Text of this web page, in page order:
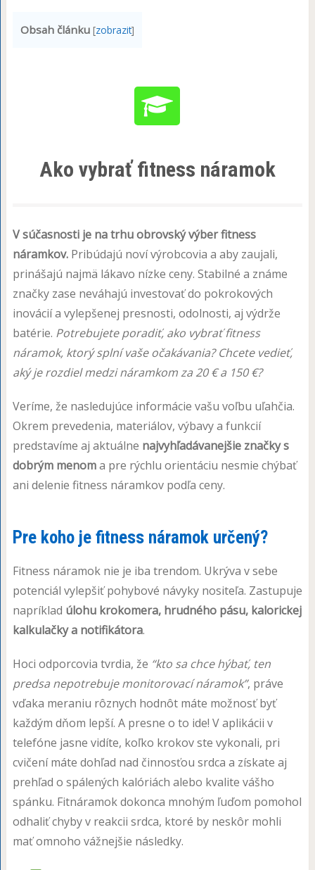
Obsah článku [zobrazit]
Ako vybrať fitness náramok
V súčasnosti je na trhu obrovský výber fitness
náramkov.Pribúdajú noví výrobcovia a aby zaujali,
prinášajú najmä lákavo nízke ceny. Stabilné a známe
značky zase neváhajú investovať do pokrokových
inovácií a vylepšenej presnosti, odolnosti, aj výdrže
batérie. Potrebujete poradiť, ako vybrať fitness
náramok, ktorý splní vaše očakávania? Chcete vedieť,
aký je rozdiel medzi náramkom za 20 € a 150 €?
Veríme, že nasledujúce informácie vašu voľbu uľahčia.
Okrem prevedenia, materiálov, výbavy a funkcií
predstavíme aj aktuálne najvyhľadávanejšie značky s
dobrým menoma pre rýchlu orientáciu nesmie chýbať
ani delenie fitness náramkov podľa ceny.
Pre koho je fitness náramok určený?
Fitness náramok nie je iba trendom. Ukrýva v sebe
potenciál vylepšiť pohybové návyky nositeľa. Zastupuje
napríklad úlohu krokomera, hrudného pásu, kalorickej
kalkulačky a notifikátora.
Hoci odporcovia tvrdia, že “kto sa chce hýbať, ten
predsa nepotrebuje monitorovací náramok”, práve
vďaka meraniu rôznych hodnôt máte možnosť byť
každým dňom lepší. A presne o to ide! V aplikácii v
telefóne jasne vidíte, koľko krokov ste vykonali, pri
cvičení máte dohľad nad činnosťou srdca a získate aj
prehľad o spálených kalóriách alebo kvalite vášho
spánku. Fitnáramok dokonca mnohým ľuďom pomohol
odhaliť chyby v reakcii srdca, ktoré by neskôr mohli
mať omnoho vážnejšie následky.